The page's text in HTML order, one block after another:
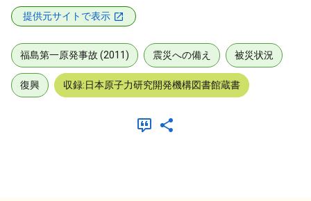
提供元サイトで表示
福島第一原発事故 (2011) 震災への備え 被災状況
復興 収録:日本原子力研究開発機構図書館蔵書